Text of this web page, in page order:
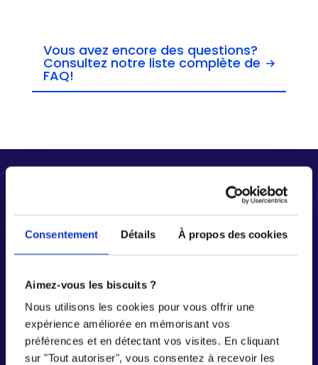
Consentement Détails À propos des cookies
Aimez-vous les biscuits ?
Nous utilisons les cookies pour vous offrir une
expérience améliorée en mémorisant vos
préférences et en détectant vos visites. En cliquant
sur "Tout autoriser", vous consentez à recevoir les
Vous avez encore des questions?
Consultez notre liste complète de
FAQ!
Inscrivez
dèsmaintenant
Découvrezlesopportunitésquivous
avec notreplateformed’emplois